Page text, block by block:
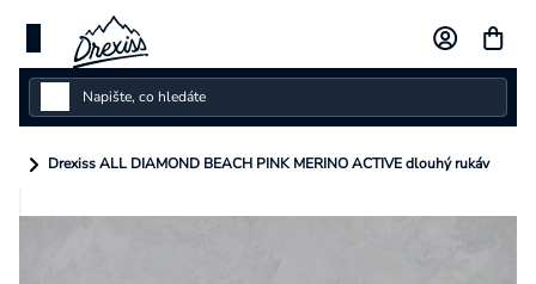
obsah
Dámské
Dětské
Drexiss ALL DIAMOND BEACH PINK MERINO ACTIVE dlouhý rukáv